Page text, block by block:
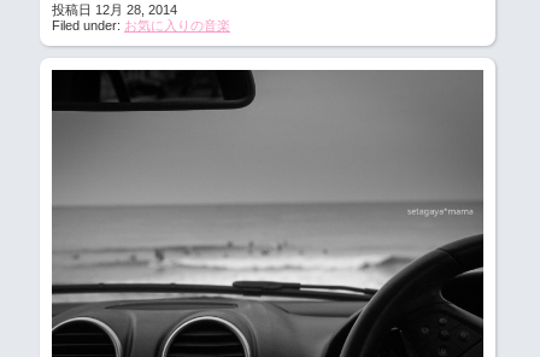
投稿日 12月 28, 2014
Filed under: お気に入りの音楽